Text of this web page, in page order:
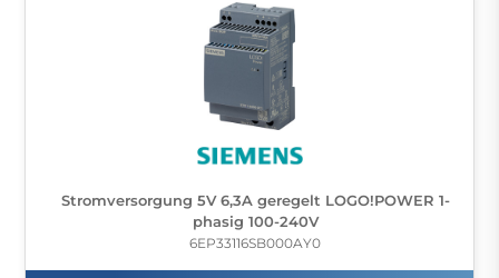
Stromversorgung 5V 6,3A geregelt LOGO!POWER 1-
phasig 100-240V
6EP33116SB000AY0